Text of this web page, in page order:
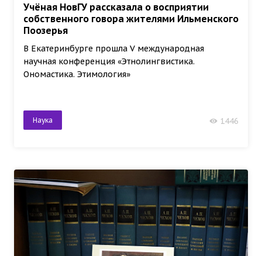
Учёная НовГУ рассказала о восприятии
собственного говора жителями Ильменского
Поозерья
В Екатеринбурге прошла V международная
научная конференция «Этнолингвистика.
Ономастика. Этимология»
Наука 1446